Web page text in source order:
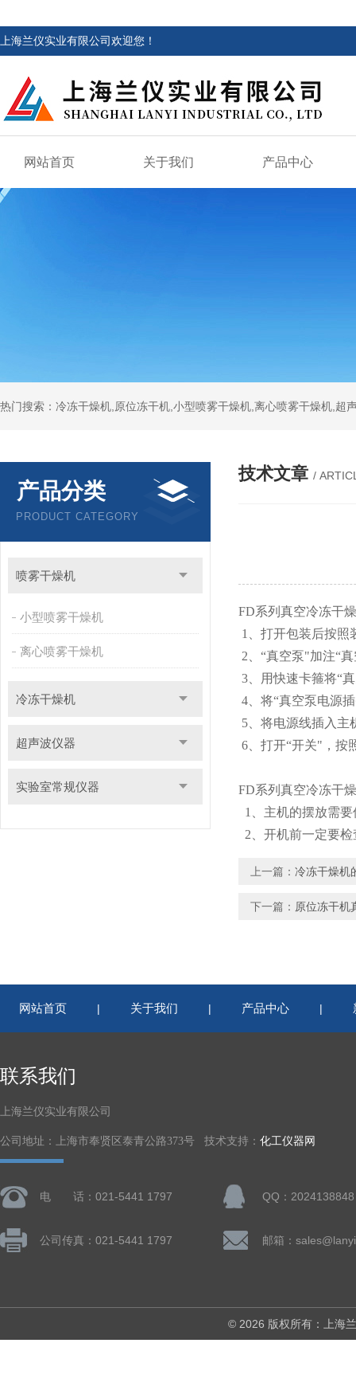
上海兰仪实业有限公司欢迎您！
网站首页 关于我们 产品中心
热门搜索：冷冻干燥机,原位冻干机,小型喷雾干燥机,离心喷雾干燥机,超
产品分类
PRODUCT CATEGORY
喷雾干燥机
小型喷雾干燥机
离心喷雾干燥机
冷冻干燥机
超声波仪器
实验室常规仪器
技术文章 /
FD系列真空冷冻干
1、打开包装后按照
2、“真空泵"加注“
3、用快速卡箍将“
4、将“真空泵电源
5、将电源线插入主
6、打开“开关"，按
FD系列真空冷冻干
1、主机的摆放需
2、开机前一定要
上一篇： 冷冻干燥机
下一篇： 原位冻干机
网站首页 | 关于我们 | 产品中心 |
联系我们
上海兰仪实业有限公司
公司地址：上海市奉贤区泰青公路373号 技术支持： 化工仪器网
电 话：021-5441 1797 QQ：2024138848
公司传真：021-5441 1797 邮箱：
© 2026 版权所有：上海